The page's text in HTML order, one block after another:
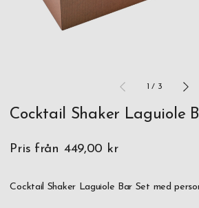
1 / 3
Cocktail Shaker Laguiole
Pris från 449,00 kr
Cocktail Shaker Laguiole Bar Set med